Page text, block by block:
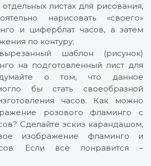
листах для рисования,
нарисовать «своего»
и циферблат часов, а затем
по контуру;
шаблон (рисунок)
на подготовленный лист для
о том, что данное
бы стать своеобразной
часов. Как можно
розового фламинго с
Сделайте эскиз карандашом,
изображение фламинго и
Если всё понравится –